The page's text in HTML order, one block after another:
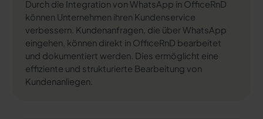
Durch die Integration von WhatsApp in OfficeRnD
können Unternehmen ihren Kundenservice
verbessern. Kundenanfragen, die über WhatsApp
eingehen, können direkt in OfficeRnD bearbeitet
und dokumentiert werden. Dies ermöglicht eine
effiziente und strukturierte Bearbeitung von
Kundenanliegen.